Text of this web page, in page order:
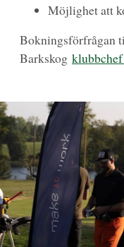
Möjlighet att
Bokningsförfrågan
Barkskog